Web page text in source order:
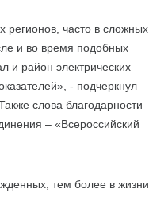
регионов, часто в сложных
и во время подобных
и район электрических
- подчеркнул
слова благодарности
– «Всероссийский
тем более в жизни